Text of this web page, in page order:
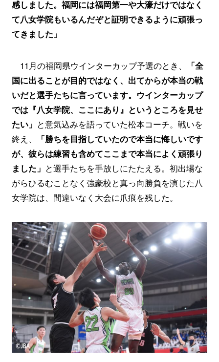
感しました。福岡には福岡第一や大濠だけではなく
て八女学院もいるんだぞと証明できるように頑張っ
てきました」
11月の福岡県ウインターカップ予選のとき、
「全
国に出ることが目的ではなく、出てからが本当の戦
いだと選手たちに言っています。ウインターカップ
では『八女学院、ここにあり』というところを見せ
たい」 と意気込みを語っていた松本コーチ。戦いを
終え、
「勝ちを目指していたので本当に悔しいです
が、彼らは練習も含めてここまで本当によく頑張り
ました」 と選手たちを手放しにたたえる。初出場な
がらひるむことなく強豪校と真っ向勝負を演じた八
女学院は、間違いなく大会に爪痕を残した。